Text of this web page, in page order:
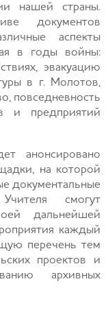
нашей страны.
документов
аспекты
в годы войны:
эвакуацию
в г. Молотов,
повседневность
и предприятий
анонсировано
на которой
документальные
смогут
дальнейшей
каждый
перечень тем
проектов и
архивных